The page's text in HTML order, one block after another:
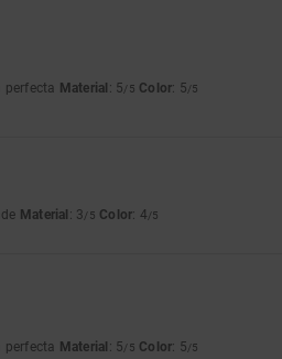
perfecta Material : 5/5 Color: 5/5
Material : 3/5 Color: 4/5
perfecta Material : 5/5 Color: 5/5